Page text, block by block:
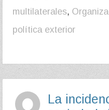
multilaterales,
política exterior
La